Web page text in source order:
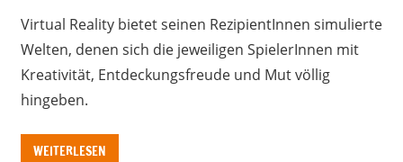
Virtual Reality bietet seinen RezipientInnen simulierte
Welten, denen sich die jeweiligen SpielerInnen mit
Kreativität, Entdeckungsfreude und Mut völlig
hingeben.
WEITERLESEN